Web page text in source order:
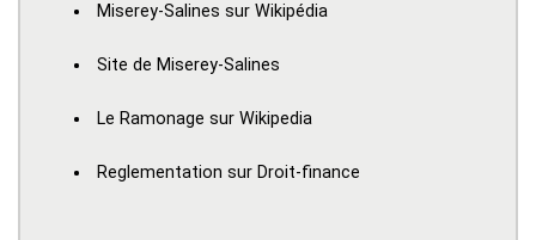
Miserey-Salines sur Wikipédia
Site de Miserey-Salines
Le Ramonage sur Wikipedia
Reglementation sur Droit-finance